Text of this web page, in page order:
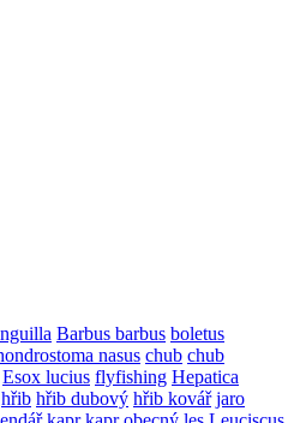
Barbus barbus boletus
nasus chub chub
Esox lucius flyfishing Hepatica
hřib hřib dubový hřib kovář jaro